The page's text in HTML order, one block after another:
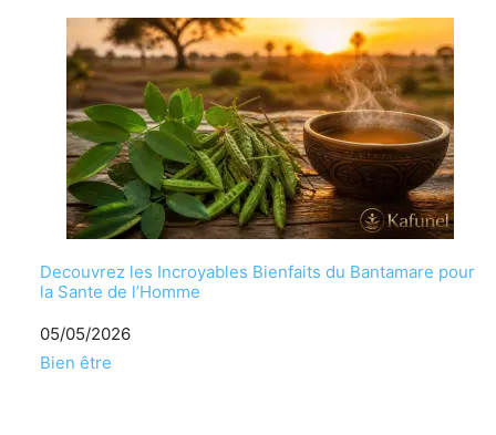
Decouvrez les Incroyables Bienfaits du Bantamare pour
la Sante de l’Homme
Date
05/05/2026
Par rapport à
Bien être